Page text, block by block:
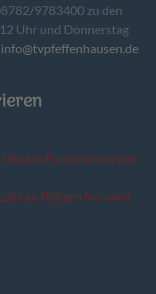
9783400 zu den
Uhr und Donnerstag
info@tvpfeffenhausen.de
Formular buchen
an Plätzen frei wird,